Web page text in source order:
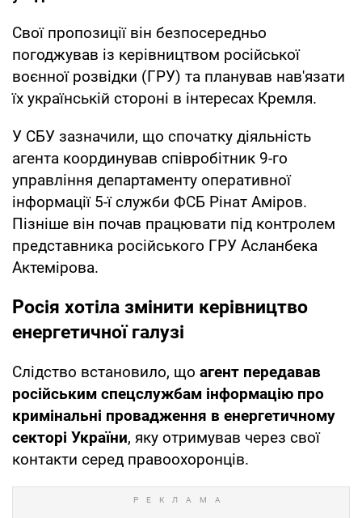
Свої пропозиції він безпосередньо
погоджував із керівництвом російської
воєнної розвідки (ГРУ) та планував нав'язати
їх українській стороні в інтересах Кремля.
У СБУ зазначили, що спочатку діяльність
агента координував співробітник 9-го
управління департаменту оперативної
інформації 5-ї служби ФСБ Рінат Аміров.
Пізніше він почав працювати під контролем
представника російського ГРУ Асланбека
Актемірова.
Росія хотіла змінити керівництво
енергетичної галузі
Слідство встановило, що агент передавав
російським спецслужбам інформацію про
кримінальні провадження в енергетичному
секторі України, яку отримував через свої
контакти серед правоохоронців.